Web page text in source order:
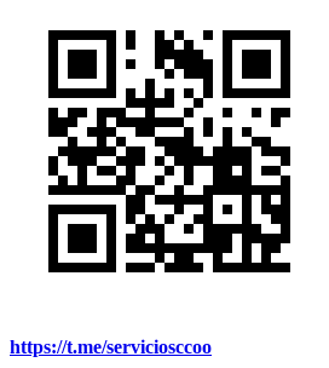
https://t.me/serviciosccoo